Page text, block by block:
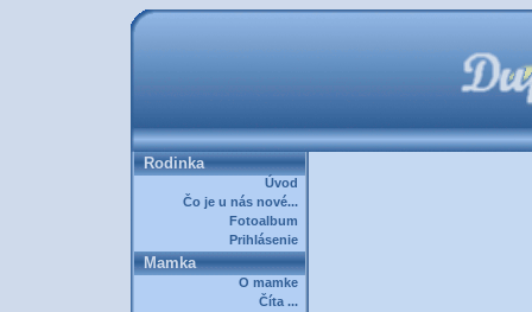
Rodinka
Úvod
Čo je u nás nové...
Fotoalbum
Prihlásenie
Mamka
O mamke
Číta ...